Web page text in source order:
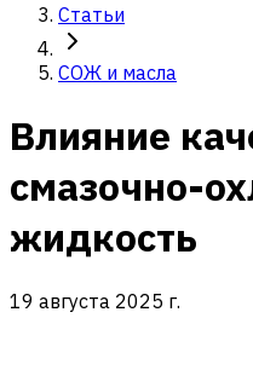
Статьи
СОЖ и масла
Влияние
смазочно-
жидкость
19 августа 2025 г.